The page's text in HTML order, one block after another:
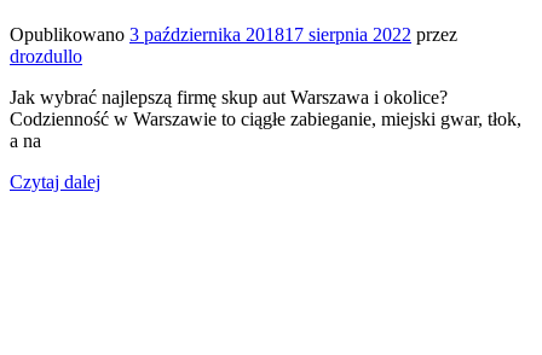
Opublikowano 3 października 201817 sierpnia 2022 przez
drozdullo
Jak wybrać najlepszą firmę skup aut Warszawa i okolice?
Codzienność w Warszawie to ciągłe zabieganie, miejski gwar, tłok,
a na
Czytaj dalej